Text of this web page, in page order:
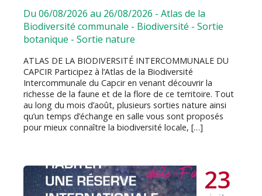
Du 06/08/2026 au 26/08/2026 - Atlas de la
Biodiversité communale - Biodiversité - Sortie
botanique - Sortie nature
ATLAS DE LA BIODIVERSITÉ INTERCOMMUNALE DU
CAPCIR Participez à l’Atlas de la Biodiversité
Intercommunale du Capcir en venant découvrir la
richesse de la faune et de la flore de ce territoire. Tout
au long du mois d’août, plusieurs sorties nature ainsi
qu’un temps d’échange en salle vous sont proposés
pour mieux connaître la biodiversité locale, […]
23